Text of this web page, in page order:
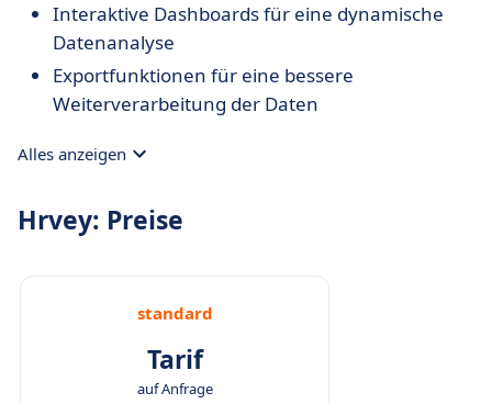
Interaktive Dashboards für eine dynamische
Datenanalyse
Exportfunktionen für eine bessere
Weiterverarbeitung der Daten
Alles anzeigen
Hrvey: Preise
standard
Tarif
auf Anfrage